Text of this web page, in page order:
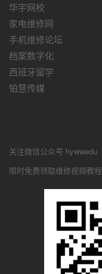
华宇网校
家电维修网
手机维修论坛
档案数字化
西班牙留学
铂慧传媒
关注微信公众号 hywwedu
限时免费领取维修视频教程